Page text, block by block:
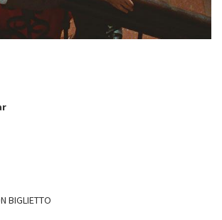
BIGLIETTO